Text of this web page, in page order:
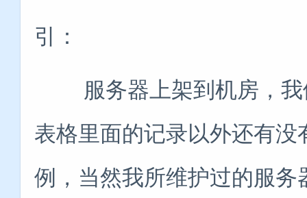
引：
服务器上架到机房，我
表格里面的记录以外还有
例，当然我所维护过的服